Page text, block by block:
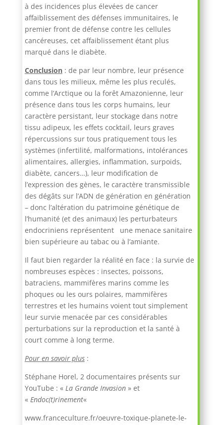
à des incidences plus élevées de cancer
affaiblissement des défenses immunitaires, le
premier front de défense contre les cellules
cancéreuses, cet affaiblissement étant plus
marqué dans le diabète.
Conclusion : de par leur nombre, leur présence
dans tous les milieux, même les plus reculés,
comme l’Arctique ou la forêt Amazonienne, leur
présence dans tous les corps humains, leur
caractère persistant, leur stockage dans notre
tissu adipeux, les effets cocktail, leurs graves
répercussions sur tous pratiquement tous les
systèmes (infertilité, malformations, intolérances
alimentaires, allergies, inflammation, surpoids,
diabète, cancers…), leur modification de
l’expression des gènes, le caractère transmissible
des dégâts sur l’ADN de génération en génération
– donc l’altération du patrimoine génétique de
l’humanité (et des animaux) les perturbateurs
endocriniens représentent une menace sanitaire
bien supérieure au tabac ou à l’amiante.
Il faut bien regarder la réalité en face : la survie de
nombreuses espèces : insectes, poissons,
batraciens, mammifères marins comme les
phoques ou les ours polaires, mammifères
terrestres et les humains voient tout simplement
leur survie menacée par ces considérables
perturbations sur la reproduction et la santé à
court comme à long terme.
Pour en savoir plus:
Stéphane Horel, 2 documentaires présents sur
YouTube : « La Grande Invasion» et
« Endoc(t)rinement«
www.franceculture.fr/oeuvre-toxique-planete-le-